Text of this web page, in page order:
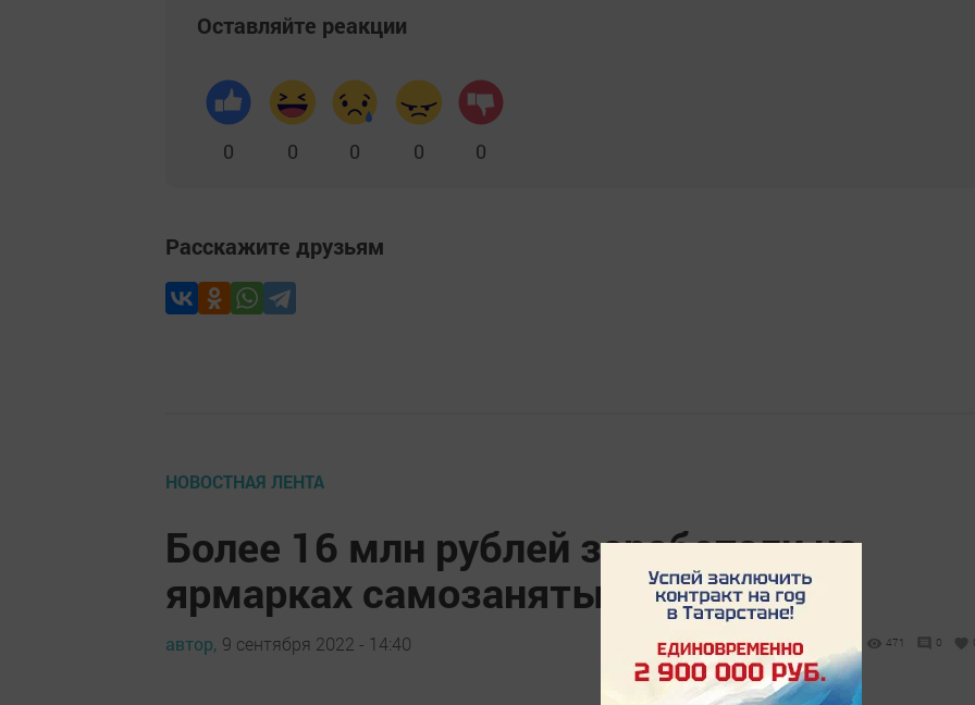
Оставляйте реакции
0 0 0 0 0
Расскажите друзьям
НОВОСТНАЯ ЛЕНТА
Более 16 млн рублей заработали на
ярмарках самозанятые
автор, 9 сентября 2022 - 14:40 471 0